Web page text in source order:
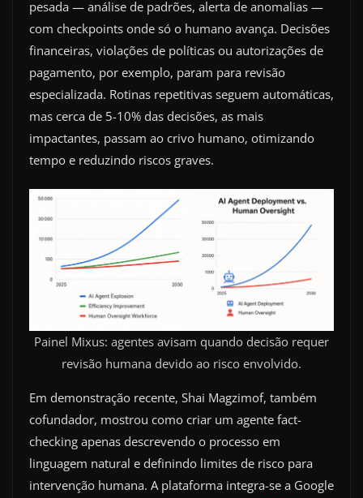
pesada — análise de padrões, alerta de anomalias —
com checkpoints onde só o humano avança. Decisões
financeiras, violações de políticas ou autorizações de
pagamento, por exemplo, param para revisão
especializada. Rotinas repetitivas seguem automáticas,
mas cerca de 5-10% das decisões, as mais
impactantes, passam ao crivo humano, otimizando
tempo e reduzindo riscos graves.
Painel Mixus: agentes avisam quando decisão requer
revisão humana devido ao risco envolvido.
Em demonstração recente, Shai Magzimof, também
cofundador, mostrou como criar um agente fact-
checking apenas descrevendo o processo em
linguagem natural e definindo limites de risco para
intervenção humana. A plataforma integra-se a Google